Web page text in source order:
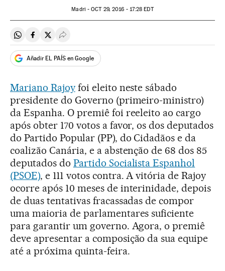
Madri -OCT29, 2016 - 17:28 EDT
Compartir en Whatsapp
Compartir en Facebook
Compartir en Twitter
Desplegar Redes Sociales
Añadir EL PAÍS en Google
Mariano Rajoyfoi eleito neste sábado
presidente do Governo (primeiro-ministro)
da Espanha. O premiê foi reeleito ao cargo
após obter 170 votos a favor, os dos deputados
do Partido Popular (PP), do Cidadãos e da
coalizão Canária, e a abstenção de 68 dos 85
deputados do Partido Socialista Espanhol
(PSOE), e 111 votos contra. A vitória de Rajoy
ocorre após 10 meses de interinidade, depois
de duas tentativas fracassadas de compor
uma maioria de parlamentares suficiente
para garantir um governo. Agora, o premiê
deve apresentar a composição da sua equipe
até a próxima quinta-feira.